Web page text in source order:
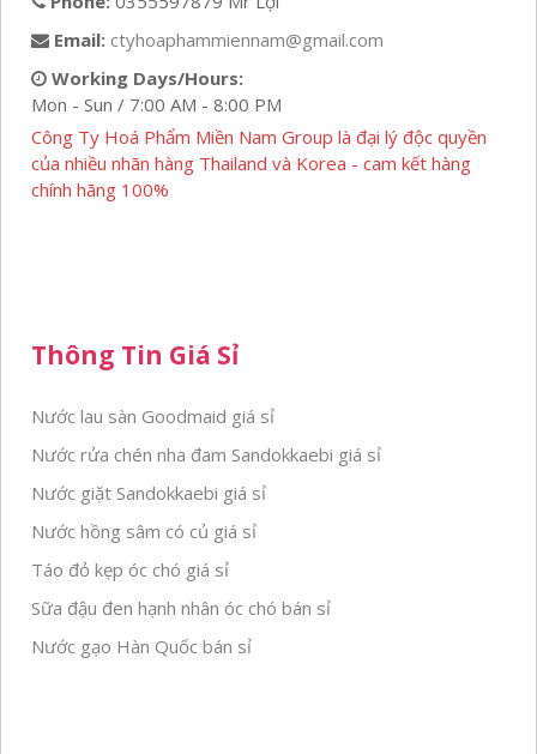
Email: ctyhoaphammiennam@gmail.com
Working Days/Hours:
Mon - Sun / 7:00 AM - 8:00 PM
Công Ty Hoá Phẩm Miền Nam Group là đại lý độc quyền
của nhiều nhãn hàng Thailand và Korea - cam kết hàng
chính hãng 100%
Thông Tin Giá Sỉ
Nước lau sàn Goodmaid giá sỉ
Nước rửa chén nha đam Sandokkaebi giá sỉ
Nước giặt Sandokkaebi giá sỉ
Nước hồng sâm có củ giá sỉ
Táo đỏ kẹp óc chó giá sỉ
Sữa đậu đen hạnh nhân óc chó bán sỉ
Nước gạo Hàn Quốc bán sỉ